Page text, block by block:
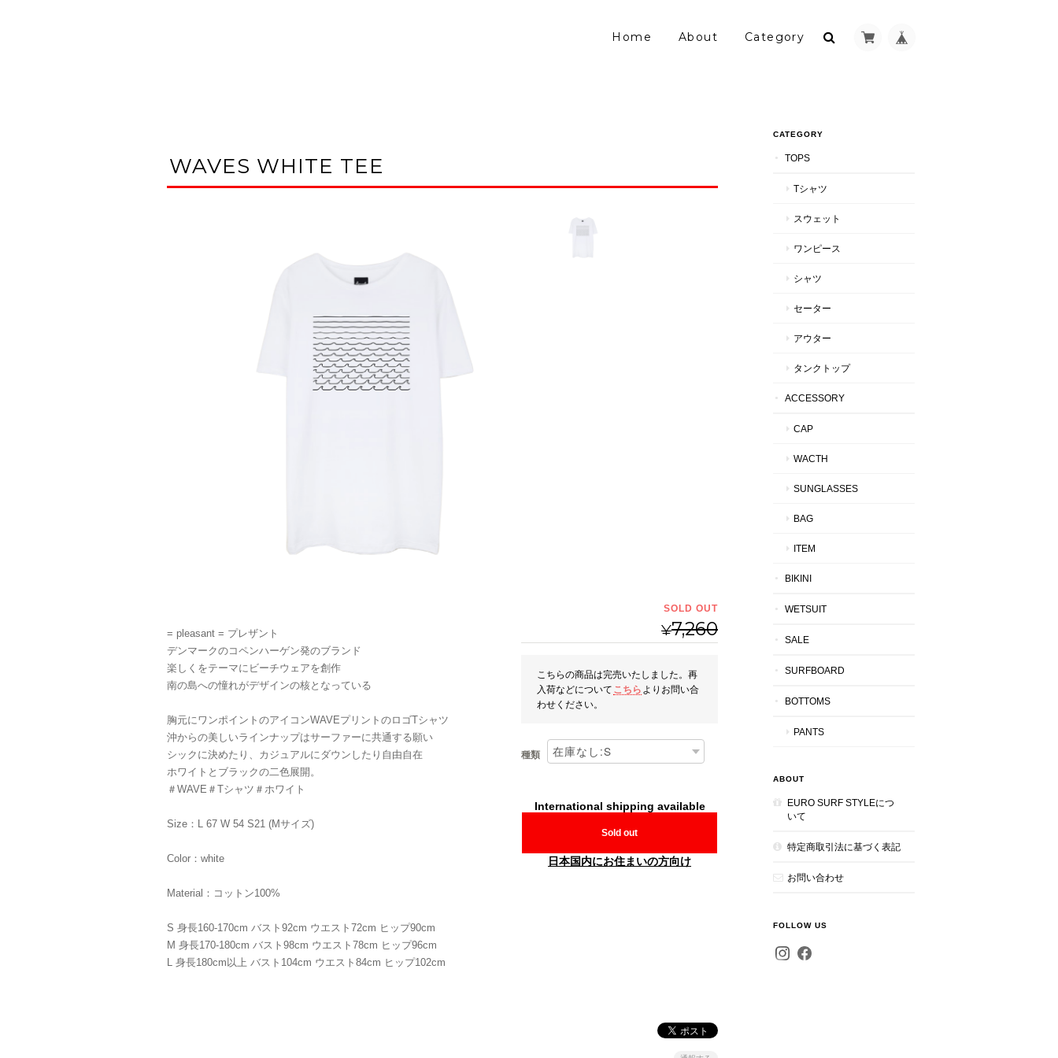
Home About Category
WAVES WHITE TEE
= pleasant = プレザント
デンマークのコペンハーゲン発のブランド
楽しくをテーマにビーチウェアを創作
南の島への憧れがデザインの核となっている
胸元にワンポイントのアイコンWAVEプリントのロゴTシャツ
沖からの美しいラインナップはサーファーに共通する願い
シックに決めたり、カジュアルにダウンしたり自由自在
ホワイトとブラックの二色展開。
＃WAVE＃Tシャツ＃ホワイト
Size：L 67 W 54 S21 (Mサイズ)
Color：white
Material：コットン100%
S 身長160-170cm バスト92cm ウエスト72cm ヒップ90cm
M 身長170-180cm バスト98cm ウエスト78cm ヒップ96cm
L 身長180cm以上 バスト104cm ウエスト84cm ヒップ102cm
SOLD OUT
¥7,260
こちらの商品は完売いたしました。再
入荷などについて こちら よりお問い合
わせください。
種類
International shipping available
Sold out
日本国内にお住まいの方向け
CATEGORY
TOPS
Tシャツ
スウェット
ワンピース
シャツ
セーター
アウター
タンクトップ
ACCESSORY
CAP
WACTH
SUNGLASSES
BAG
ITEM
BIKINI
WETSUIT
SALE
SURFBOARD
BOTTOMS
PANTS
ABOUT
EURO SURF STYLEにつ
いて
特定商取引法に基づく表記
お問い合わせ
FOLLOW US